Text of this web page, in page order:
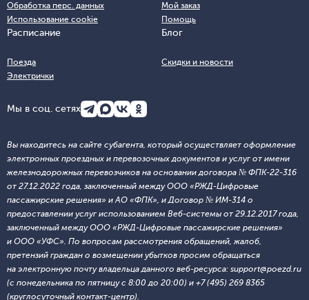
Обработка перс. данных
Использование cookie
Мой заказ
Помощь
Расписание
Поезда
Электрички
Блог
Скидки и новости
Мы в соц. сетях
Вы находитесь на сайте субагента, который осуществляет оформление
электронных проездных и перевозочных документов и услуг от имени
железнодорожных перевозчиков на основании договора № ФПК-22-316
от 27.12.2022 года, заключенный между ООО «РЖД-Цифровые
пассажирские решения» и АО «ФПК», и Договор № ИМ-314 о
предоставлении услуг использованием Веб-системы от 29.12.2017 года,
заключенный между ООО «РЖД-Цифровые пассажирские решения»
и ООО «УФС». По вопросам рассмотрения обращений, жалоб,
претензий граждан о возмещении убытков просим обращаться
на электронную почту владельца данного веб-ресурса: support@poezd.ru
(с понедельника по пятницу с 8:00 до 20:00) и +7 (495) 269 8365
(круглосуточный контакт-центр).